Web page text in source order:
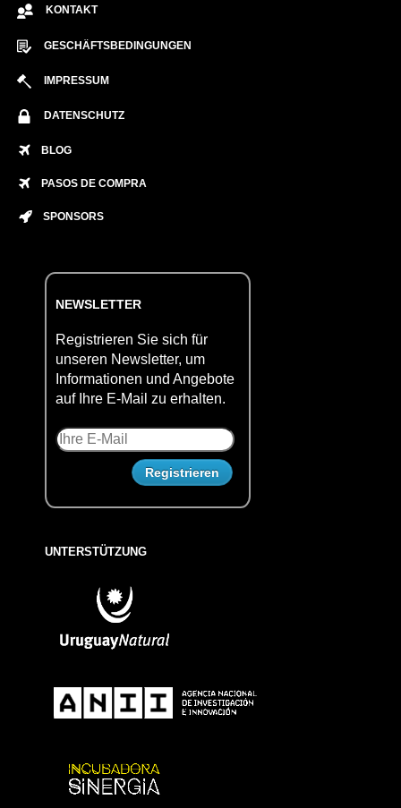
KONTAKT
GESCHÄFTSBEDINGUNGEN
IMPRESSUM
DATENSCHUTZ
BLOG
PASOS DE COMPRA
SPONSORS
NEWSLETTER
Registrieren Sie sich für
unseren Newsletter, um
Informationen und Angebote
auf Ihre E-Mail zu erhalten.
UNTERSTÜTZUNG